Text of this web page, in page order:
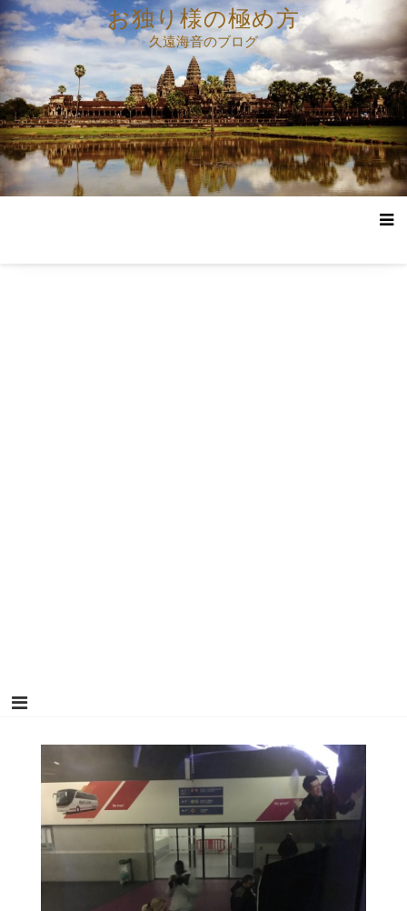
コ
ン
テ
ン
ツ
へ
ス
キ
ッ
お独り様の極め方
久遠海音のブログ